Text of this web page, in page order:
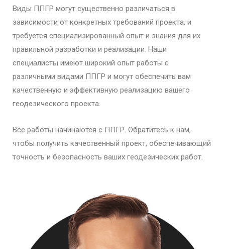
Виды ППГР могут существенно различаться в
зависимости от конкретных требований проекта, и
требуется специализированный опыт и знания для их
правильной разработки и реализации. Наши
специалисты имеют широкий опыт работы с
различными видами ППГР и могут обеспечить вам
качественную и эффективную реализацию вашего
геодезического проекта.
Все работы начинаются с ППГР. Обратитесь к нам,
чтобы получить качественный проект, обеспечивающий
точность и безопасность ваших геодезических работ.